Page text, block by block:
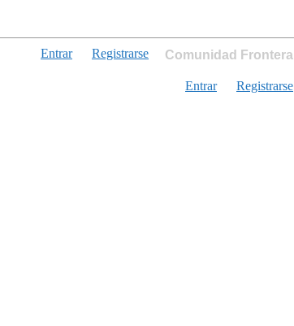
Comunidad Frontera
Entrar Registrarse
Entrar
Registrarse